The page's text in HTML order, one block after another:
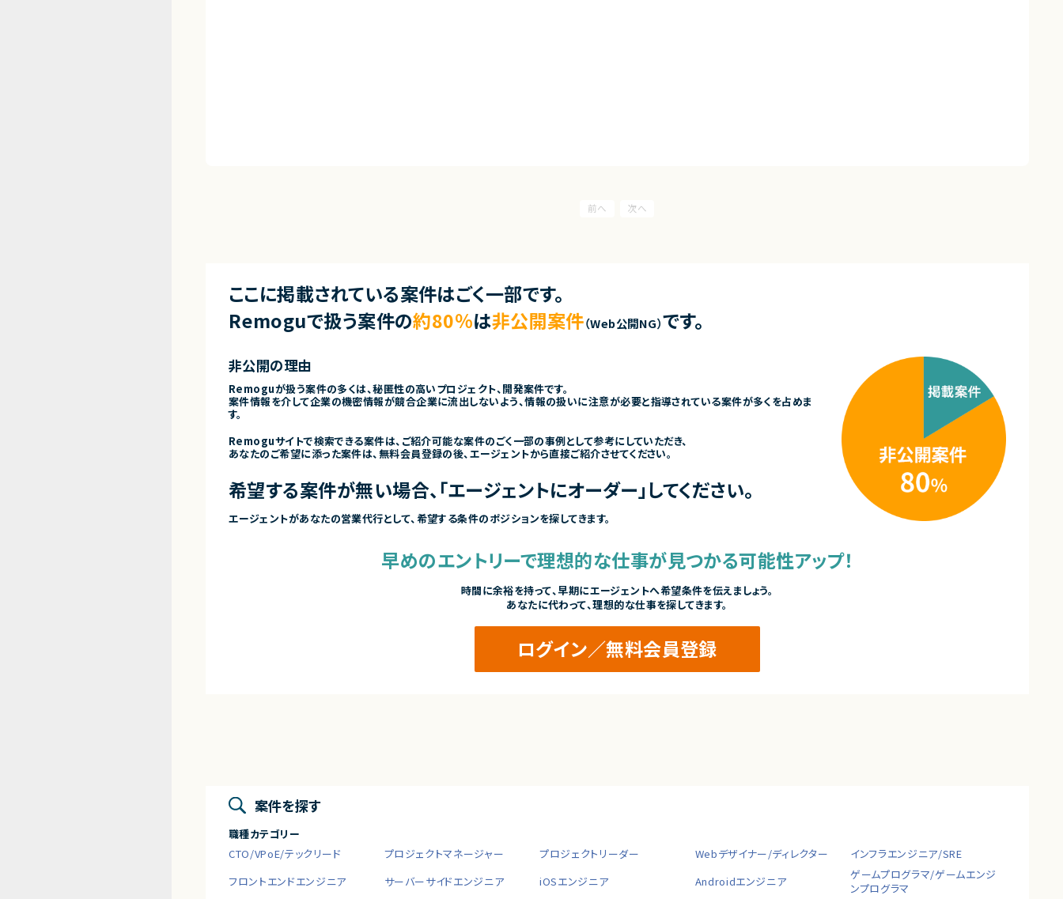
ここに掲載されている案件はごく一部です。
Remoguで扱う案件の約80％は非公開案件（Web公開NG）です。
非公開の理由
Remoguが扱う案件の多くは、秘匿性の高いプロジェクト、開発案件です。
案件情報を介して企業の機密情報が競合企業に流出しないよう、情報の扱いに注意が必要と指導されている案件が多くを占めま
す。
Remoguサイトで検索できる案件は、ご紹介可能な案件のごく一部の事例として参考にしていただき、
あなたのご希望に添った案件は、無料会員登録の後、エージェントから直接ご紹介させてください。
希望する案件が無い場合、「エージェントにオーダー」してください。
エージェントがあなたの営業代行として、希望する条件のポジションを探してきます。
早めのエントリーで理想的な仕事が見つかる可能性アップ！
時間に余裕を持って、 早期にエージェントへ希望条件を伝えましょう。
あなたに代わって、理想的な仕事を探してきます。
ログイン／無料会員登録
案件を探す
職種カテゴリー
CTO/VPoE/テックリード
プロジェクトマネージャー プロジェクトリーダー Webデザイナー/ディレクター
インフラエンジニア/SRE
フロントエンドエンジニア
サーバーサイドエンジニア iOSエンジニア Androidエンジニア
ゲームプログラマ/ゲームエンジ
ンプログラマ